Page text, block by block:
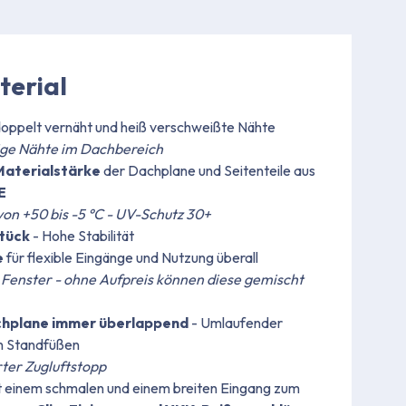
vernäht und heiß verschweißte Nähte
Nähte im Dachbereich
der Dachplane und Seitenteile aus
+50 bis -5 °C - UV-Schutz 30+
- Hohe Stabilität
für flexible Eingänge und Nutzung überall
- ohne Aufpreis können diese gemischt
immer überlappend - Umlaufender
Standfüßen
Zugluftstopp
schmalen und einem breiten Eingang zum